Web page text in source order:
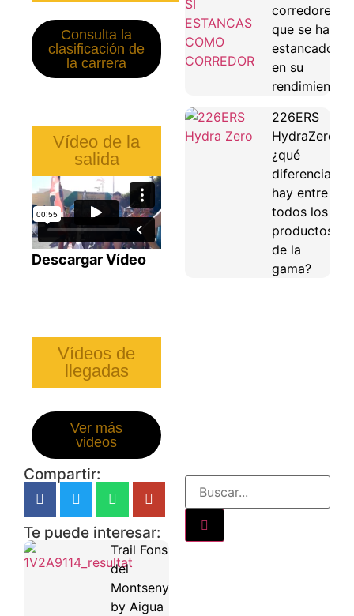
Consulta la
clasificación de
la carrera
Vídeo de la
salida
Descargar Vídeo
Vídeos de
llegadas
Ver más
videos
Compartir:
Te puede interesar:
Trail Fons
del
Montseny
by Aigua
corredores
que se han
estancado
en su
rendimiento
226ERS
HydraZero:
¿qué
diferencias
hay entre
todos los
productos
de la
gama?